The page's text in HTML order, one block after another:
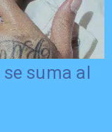
se suma al